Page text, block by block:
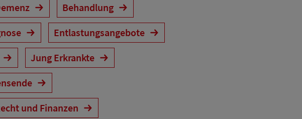
Behandlung
Entlastungsangebote
Jung Erkrankte
und Finanzen